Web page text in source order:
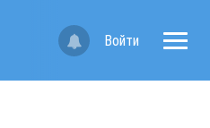
Войти